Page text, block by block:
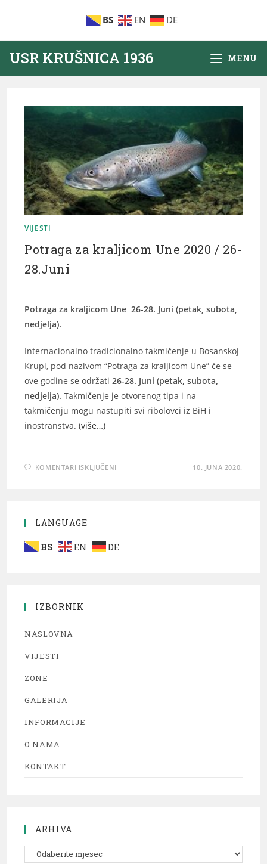
BS EN DE
USR KRUŠNICA 1936 MENU
VIJESTI
Potraga za kraljicom Une 2020 / 26-
28.Juni
Potraga za kraljicom Une26-28. Juni (petak, subota,
nedjelja).
Internacionalno tradicionalno takmičenje u Bosanskoj
Krupi, pod nazivom “Potraga za kraljicom Une” će se
ove godine se održati26-28. Juni (petak, subota,
nedjelja). Takmičenje je otvorenog tipa i na
takmičenju mogu nastupiti svi ribolovci iz BiH i
inostranstva.(više…)
KOMENTARI ISKLJUČENI 10. JUNA 2020.
LANGUAGE
BS EN DE
IZBORNIK
NASLOVNA
VIJESTI
ZONE
GALERIJA
INFORMACIJE
O NAMA
KONTAKT
ARHIVA